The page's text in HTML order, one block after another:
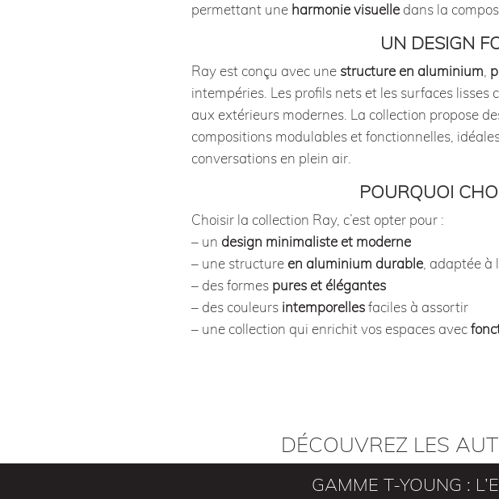
permettant une harmonie visuelledans la
UN DESIGN
Ray est conçu avec une structure en aluminium
intempéries. Les profils nets et les surfaces lisses
aux extérieurs modernes. La collection propose
compositions modulables et fonctionnelles,
conversations en plein air.
POURQUOI
Choisir la collection Ray, c’est opter pour :
– un design minimaliste et moderne
– une structure en aluminium durable, adaptée à
– des formes pures et élégantes
– des couleurs intemporellesfaciles à assortir
– une collection qui enrichit vos espaces avec
DÉCOUVREZ LES
GAMME T-YOUNG :